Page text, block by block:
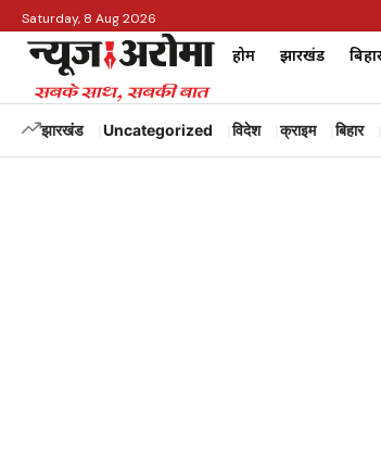
Saturday, 8 Aug 2026
होम झारखंड
झारखंड Uncategorized विदेश क्राइम बिहार